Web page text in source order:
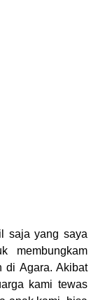
saja yang saya
membungkam
di Agara. Akibat
kami tewas